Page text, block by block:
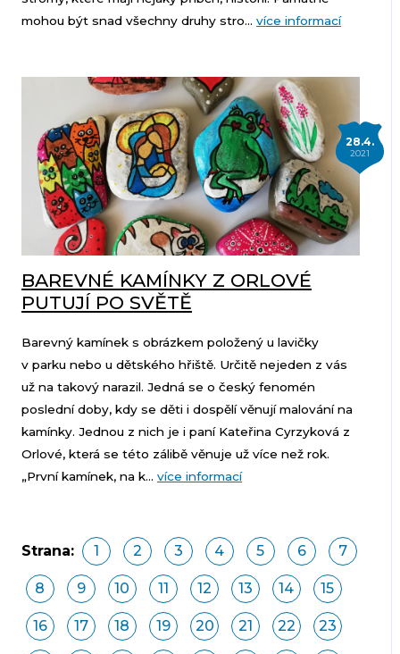
mohou být snad všechny druhy stro... více informací
28.4.
2021
BAREVNÉ KAMÍNKY Z ORLOVÉ
PUTUJÍ PO SVĚTĚ
Barevný kamínek s obrázkem položený u lavičky
v parku nebo u dětského hřiště. Určitě nejeden z vás
už na takový narazil. Jedná se o český fenomén
poslední doby, kdy se děti i dospělí věnují malování na
kamínky. Jednou z nich je i paní Kateřina Cyrzyková z
Orlové, která se této zálibě věnuje už více než rok.
„První kamínek, na k... více informací
Strana: 1 2 3 4 5 6 7
8 9 10 11 12 13 14 15
16 17 18 19 20 21 22 23